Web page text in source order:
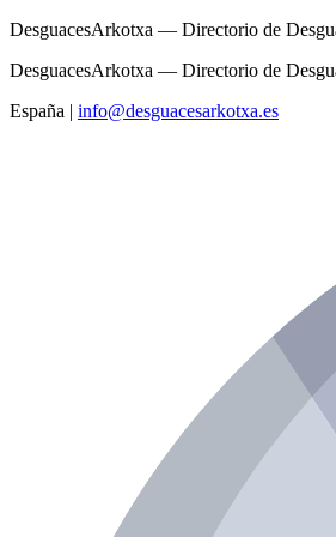
DesguacesArkotxa — Directorio de
DesguacesArkotxa — Directorio de
España | info@desguacesarkotxa.es